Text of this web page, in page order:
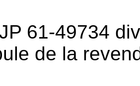
61-49734
de la